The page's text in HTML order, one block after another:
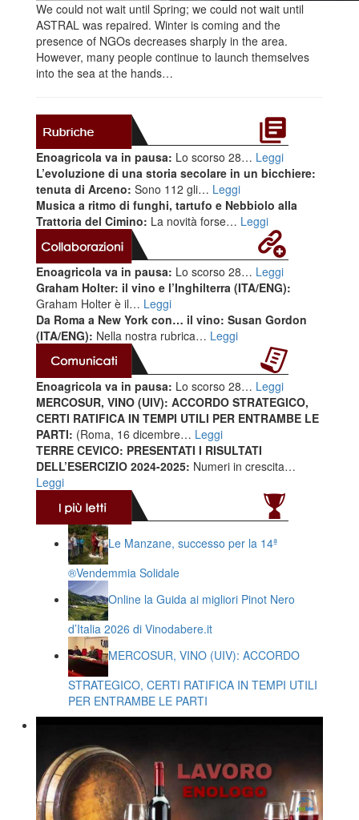
We could not wait until Spring; we could not wait until
ASTRAL was repaired. Winter is coming and the
presence of NGOs decreases sharply in the area.
However, many people continue to launch themselves
into the sea at the hands…
Enoagricola va in pausa: Lo scorso 28… Leggi
L’evoluzione di una storia secolare in un bicchiere:
tenuta di Arceno: Sono 112 gli… Leggi
Musica a ritmo di funghi, tartufo e Nebbiolo alla
Trattoria del Cimino: La novità forse… Leggi
Enoagricola va in pausa: Lo scorso 28… Leggi
Graham Holter: il vino e l’Inghilterra (ITA/ENG):
Graham Holter è il… Leggi
Da Roma a New York con… il vino: Susan Gordon
(ITA/ENG): Nella nostra rubrica… Leggi
Enoagricola va in pausa: Lo scorso 28… Leggi
MERCOSUR, VINO (UIV): ACCORDO STRATEGICO,
CERTI RATIFICA IN TEMPI UTILI PER ENTRAMBE LE
PARTI: (Roma, 16 dicembre… Leggi
TERRE CEVICO: PRESENTATI I RISULTATI
DELL’ESERCIZIO 2024-2025: Numeri in crescita…
Leggi
Le Manzane, successo per la 14ª
®️Vendemmia Solidale
Online la Guida ai migliori Pinot Nero
d’Italia 2026 di Vinodabere.it
MERCOSUR, VINO (UIV): ACCORDO
STRATEGICO, CERTI RATIFICA IN TEMPI UTILI
PER ENTRAMBE LE PARTI